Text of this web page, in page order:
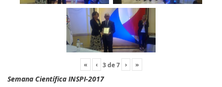
« ‹ 3de7 › »
Semana Científica INSPI-2017